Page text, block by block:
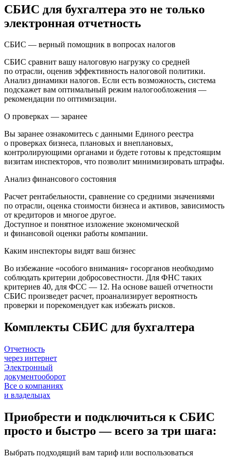
СБИС для бухгалтера это не только
электронная отчетность
СБИС — верный помощник в вопросах налогов
СБИС сравнит вашу налоговую нагрузку со средней
по отрасли, оценив эффективность налоговой политики.
Анализ динамики налогов. Если есть возможность, система
подскажет вам оптимальный режим налогообложения —
рекомендации по оптимизации.
О проверках — заранее
Вы заранее ознакомитесь с данными Единого реестра
о проверках бизнеса, плановых и внеплановых,
контролирующими органами и будете готовы к предстоящим
визитам инспекторов, что позволит минимизировать штрафы.
Анализ финансового состояния
Расчет рентабельности, сравнение со средними значениями
по отрасли, оценка стоимости бизнеса и активов, зависимость
от кредиторов и многое другое.
Доступное и понятное изложение экономической
и финансовой оценки работы компании.
Каким инспекторы видят ваш бизнес
Во избежание «особого внимания» госорганов необходимо
соблюдать критерии добросовестности. Для ФНС таких
критериев 40, для ФСС — 12. На основе вашей отчетности
СБИС произведет расчет, проанализирует вероятность
проверки и порекомендует как избежать рисков.
Комплекты СБИС для бухгалтера
Отчетность
через интернет
Электронный
документооборот
Все о компаниях
и владельцах
Приобрести и подключиться к СБИС
просто и быстро — всего за три шага:
Выбрать подходящий вам тариф или воспользоваться